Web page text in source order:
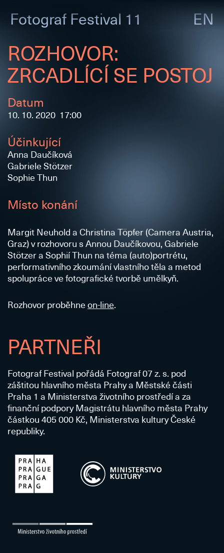
Fotograf Festival 11 EN
ROZHOVOR:
ZRCADLÍCÍ SE POSTOJ
Margit Neuhold a Christina Töpfer (Camera Austria,
Graz) v rozhovoru s Annou Daučíkovou, Gabriele
Stötzer a Sophií Thun na téma (auto)portrétu,
performativního zkoumání vlastního těla a metod
spolupráce ve fotografické tvorbě umělkyň.
Rozhovor proběhneon-line.
Datum
10. 10. 2020 17:00
Účinkující
Anna Daučíková
Gabriele Stötzer
Sophie Thun
Místo konání
PARTNEŘI
Fotograf Festival pořádá Fotograf 07 z. s. pod
záštitou hlavního města Prahy a Městské části
Praha 1 a Ministerstva životního prostředí a za
finanční podpory Magistrátu hlavního města Prahy
částkou 405 000 Kč, Ministerstva kultury České
republiky.